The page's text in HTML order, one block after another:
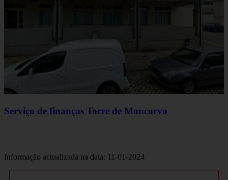
Serviço de finanças Torre de Moncorvo
Informação actualizada na data: 11-01-2024